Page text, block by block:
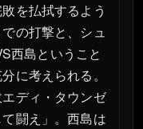
を払拭するよう
の打撃と、シュ
西島ということ
に考えられる。
ディ・タウンゼ
闘え」。西島は